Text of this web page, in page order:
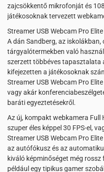
zajcsökkentő mikrofonját és
játékosoknak tervezett
Streamer USB Webcam Pro
A dán Sandberg, az
tárgyalótermekben való
szerzett többéves tapasztalata
kifejezetten a játékosoknak
Streamer USB Webcam Pro
vagy akár
baráti egyeztetésekről.
Az új, kompakt webkamera
szuper éles képpel 30 FPS-el,
Streamer USB Webcam Pro
az autófókusz és az
kiváló képminőséget még
például egy tipikus gamer